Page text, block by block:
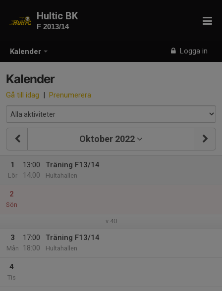
Kalender Logga in
Hultic BK
F 2013/14
Kalender
Gå till idag | Prenumerera
Oktober 2022
1
Lör
13:00
14:00
Träning F13/14
Hultahallen
2
Sön
v.40
3
Mån
17:00
18:00
Träning F13/14
Hultahallen
4
Tis